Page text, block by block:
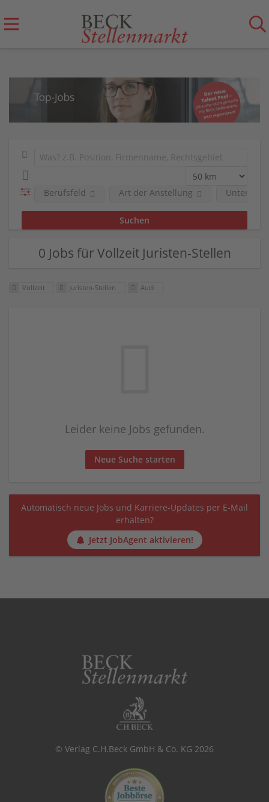
Berufsfeld Art der Anstellung
0 Jobs für Vollzeit Juristen-Stellen
Vollzeit Juristen-Stellen Audi
Leider keine Jobs gefunden.
Neue Suche starten
Automatisch neue Jobs und Karriere-Updates per E-Mail
erhalten?
Jetzt JobAgent aktivieren!
© Verlag C.H.Beck GmbH & Co. KG 2026